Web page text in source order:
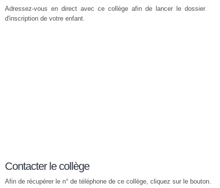
Adressez-vous en direct avec ce collège afin de lancer le dossier
d'inscription de votre enfant.
Contacter le collège
Afin de récupérer le n° de téléphone de ce collège, cliquez sur le bouton.